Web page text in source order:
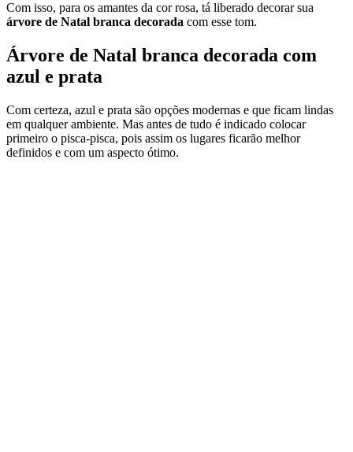
Com isso, para os amantes da cor rosa, tá liberado decorar sua
árvore de Natal branca decorada com esse tom.
Árvore de Natal branca decorada com
azul e prata
Com certeza, azul e prata são opções modernas e que ficam lindas
em qualquer ambiente. Mas antes de tudo é indicado colocar
primeiro o pisca-pisca, pois assim os lugares ficarão melhor
definidos e com um aspecto ótimo.